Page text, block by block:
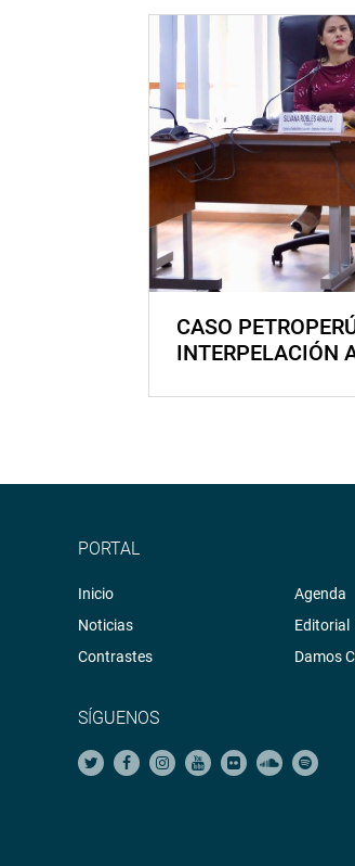
CASO
INTERPELACIÓN
PORTAL
Inicio
Noticias
Contrastes
Agenda
Editorial
Damos
SÍGUENOS